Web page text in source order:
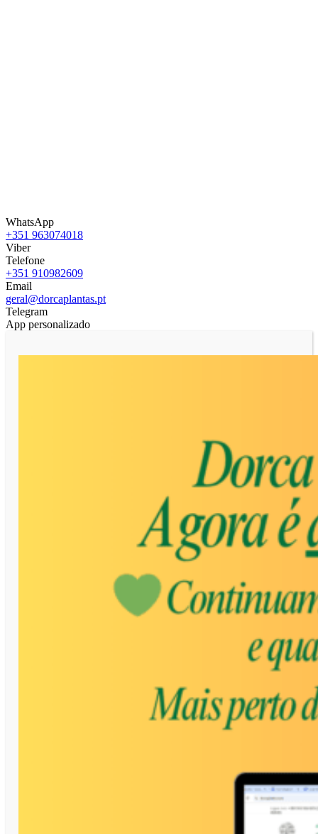
WhatsApp
+351 963074018
Viber
Telefone
+351 910982609
Email
geral@dorcaplantas.pt
Telegram
App personalizado